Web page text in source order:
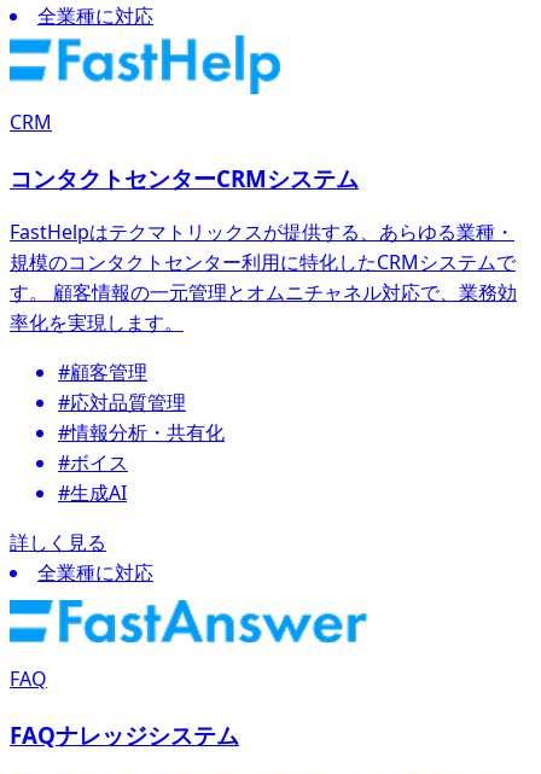
全業種に対応
CRM
コンタクトセンターCRMシステム
FastHelpはテクマトリックスが提供する、あらゆる業種・
規模のコンタクトセンター利用に特化したCRMシステムで
す。 顧客情報の一元管理とオムニチャネル対応で、業務効
率化を実現します。
#顧客管理
#応対品質管理
#情報分析・共有化
#ボイス
#生成AI
詳しく見る
全業種に対応
FAQ
FAQナレッジシステム